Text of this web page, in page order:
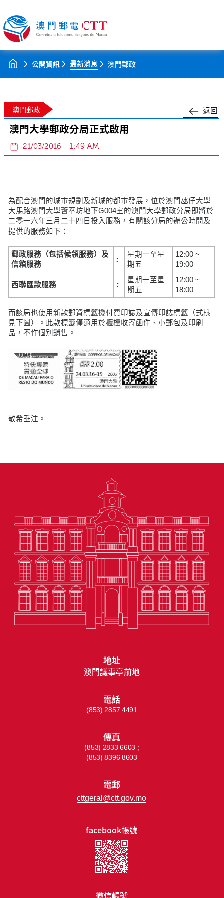
公開資訊 最新消息 澳門郵政
返回
澳門郵政
澳門大學郵政分局正式啟用
21/03/2016 1:49 AM
為配合澳門的城市規劃及新城的都市發展，位於澳門氹仔大學
大馬路澳門大學薈萃坊地下G004室的澳門大學郵政分局即將於
二零一六年三月二十四日投入服務，有關該分局的辦公時間及
提供的服務如下：
郵政服務（包括候領服務）及
信箱服務
:
星期一至星
期五
12:00 ~
19:00
西聯匯款服務 :
星期一至星
期五
12:00 ~
18:00
而該局也使用新款郵資標籤機付費印誌及宣傳印誌標籤（式樣
見下圖）。此款標籤僅適用於櫃檯收寄函件、小郵包及印刷
品，不作個別銷售。
敬希垂注。
facebook帳號
地址
澳門議事亭前地
電話
(853) 2857 4491
傳真
(853) 2833 6603 ;
(853) 8396 8603
電郵
cttgeral@ctt.gov.mo